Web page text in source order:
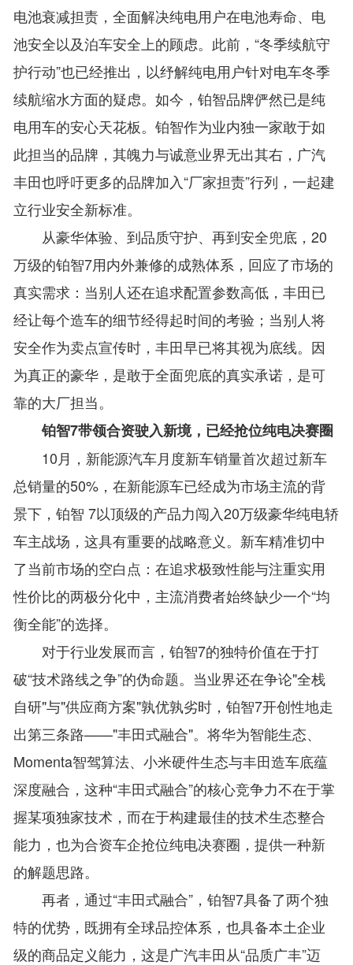
电池衰减担责，全面解决纯电用户在电池寿命、电
池安全以及泊车安全上的顾虑。此前，“冬季续航守
护行动”也已经推出，以纾解纯电用户针对电车冬季
续航缩水方面的疑虑。如今，铂智品牌俨然已是纯
电用车的安心天花板。铂智作为业内独一家敢于如
此担当的品牌，其魄力与诚意业界无出其右，广汽
丰田也呼吁更多的品牌加入“厂家担责”行列，一起建
立行业安全新标准。
从豪华体验、到品质守护、再到安全兜底，20
万级的铂智7用内外兼修的成熟体系，回应了市场的
真实需求：当别人还在追求配置参数高低，丰田已
经让每个造车的细节经得起时间的考验；当别人将
安全作为卖点宣传时，丰田早已将其视为底线。因
为真正的豪华，是敢于全面兜底的真实承诺，是可
靠的大厂担当。
铂智7带领合资驶入新境，已经抢位纯电决赛圈
10月，新能源汽车月度新车销量首次超过新车
总销量的50%，在新能源车已经成为市场主流的背
景下，铂智 7以顶级的产品力闯入20万级豪华纯电轿
车主战场，这具有重要的战略意义。新车精准切中
了当前市场的空白点：在追求极致性能与注重实用
性价比的两极分化中，主流消费者始终缺少一个“均
衡全能”的选择。
对于行业发展而言，铂智7的独特价值在于打
破“技术路线之争”的伪命题。当业界还在争论"全栈
自研"与"供应商方案"孰优孰劣时，铂智7开创性地走
出第三条路——"丰田式融合"。将华为智能生态、
Momenta智驾算法、小米硬件生态与丰田造车底蕴
深度融合，这种“丰田式融合”的核心竞争力不在于掌
握某项独家技术，而在于构建最佳的技术生态整合
能力，也为合资车企抢位纯电决赛圈，提供一种新
的解题思路。
再者，通过“丰田式融合”，铂智7具备了两个独
特的优势，既拥有全球品控体系，也具备本土企业
级的商品定义能力，这是广汽丰田从“品质广丰”迈